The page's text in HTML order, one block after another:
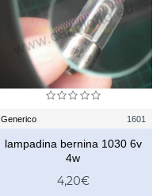
Generico 1601
lampadina bernina 1030 6v
4w
4,20€